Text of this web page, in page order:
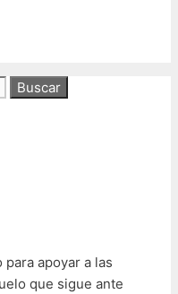
apoyar a las
que sigue ante